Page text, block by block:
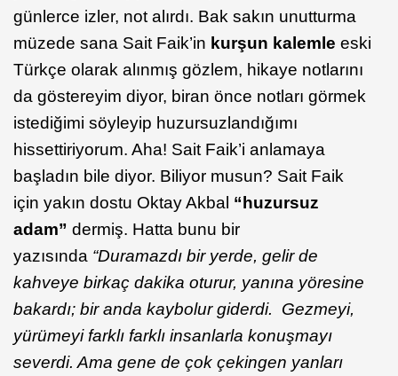
günlerce izler, not alırdı. Bak sakın unutturma
müzede sana Sait Faik’in kurşun kalemle eski
Türkçe olarak alınmış gözlem, hikaye notlarını
da göstereyim diyor, biran önce notları görmek
istediğimi söyleyip huzursuzlandığımı
hissettiriyorum. Aha! Sait Faik’i anlamaya
başladın bile diyor. Biliyor musun? Sait Faik
için yakın dostu Oktay Akbal “huzursuz
adam” dermiş. Hatta bunu bir
yazısında “Duramazdı bir yerde, gelir de
kahveye birkaç dakika oturur, yanına yöresine
bakardı; bir anda kaybolur giderdi. Gezmeyi,
yürümeyi farklı farklı insanlarla konuşmayı
severdi. Ama gene de çok çekingen yanları